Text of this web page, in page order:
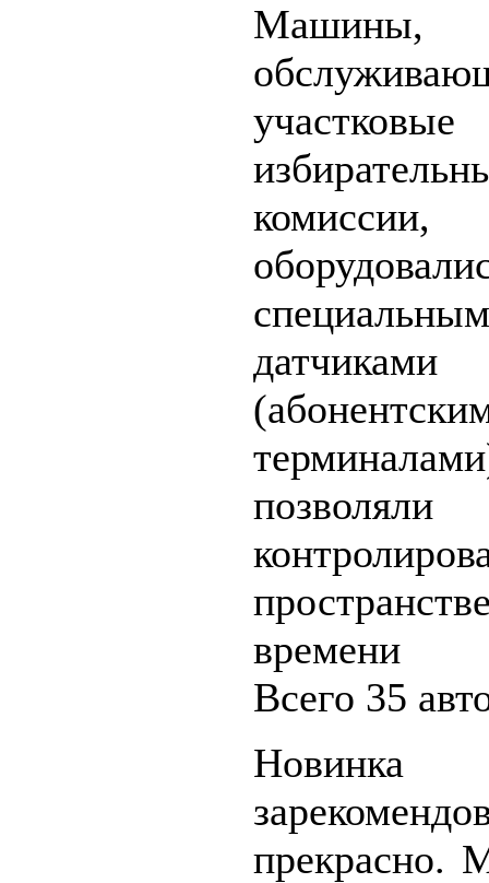
Машины,
участковые
комиссии,
датчиками
позволяли
времени
Всего 35
Новинка
прекрасно.